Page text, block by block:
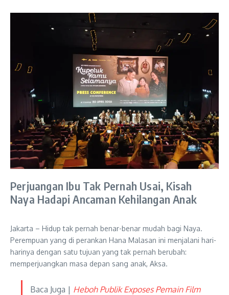
Perjuangan Ibu Tak Pernah Usai, Kisah
Naya Hadapi Ancaman Kehilangan Anak
Jakarta – Hidup tak pernah benar-benar mudah bagi Naya.
Perempuan yang di perankan Hana Malasan ini menjalani hari-
harinya dengan satu tujuan yang tak pernah berubah:
memperjuangkan masa depan sang anak, Aksa.
Baca Juga | Heboh Publik Exposes Pemain Film